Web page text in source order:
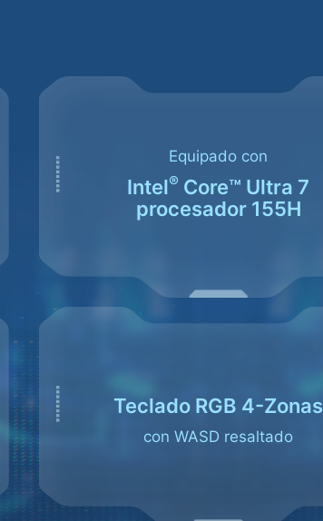
Equipado con
Intel® Core™ Ultra 7
procesador 155H
Teclado RGB 4-Zonas
con WASD resaltado